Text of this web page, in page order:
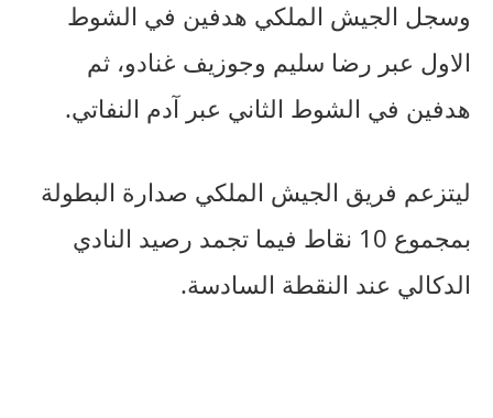
وسجل الجيش الملكي هدفين في الشوط
الاول عبر رضا سليم وجوزيف غنادو، ثم
هدفين في الشوط الثاني عبر آدم النفاتي.
ليتزعم فريق الجيش الملكي صدارة البطولة
بمجموع 10 نقاط فيما تجمد رصيد النادي
الدكالي عند النقطة السادسة.